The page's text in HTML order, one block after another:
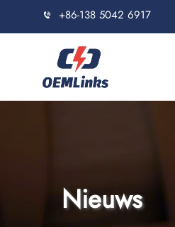
+86-138 5042 6917
Nieuws